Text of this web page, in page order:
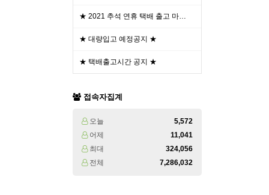
★ 2021 추석 연휴 택배 출고 마…
★ 대량입고 예정공지 ★
★ 택배출고시간 공지 ★
접속자집계
오늘
5,572
어제
11,041
최대
324,056
전체
7,286,032